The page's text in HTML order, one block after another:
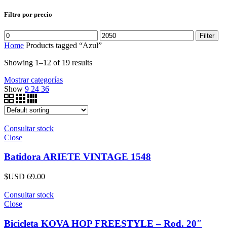
Filtro por precio
Filter
Home Products tagged “Azul”
Showing 1–12 of 19 results
Mostrar categorías
Show 9 24 36
Consultar stock
Close
Batidora ARIETE VINTAGE 1548
$USD 69.00
Consultar stock
Close
Bicicleta KOVA HOP FREESTYLE – Rod. 20″